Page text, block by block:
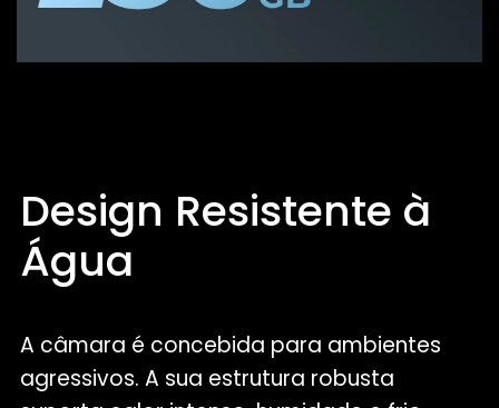
Design Resistente à
Água
A câmara é concebida para ambientes
agressivos. A sua estrutura robusta